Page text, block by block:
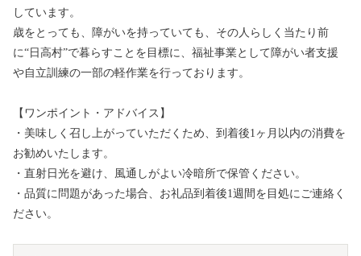
しています。
歳をとっても、障がいを持っていても、その人らしく当たり前
に“日高村”で暮らすことを目標に、福祉事業として障がい者支援
や自立訓練の一部の軽作業を行っております。
【ワンポイント・アドバイス】
・美味しく召し上がっていただくため、到着後1ヶ月以内の消費を
お勧めいたします。
・直射日光を避け、風通しがよい冷暗所で保管ください。
・品質に問題があった場合、お礼品到着後1週間を目処にご連絡く
ださい。